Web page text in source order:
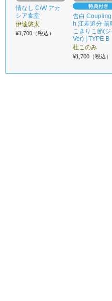
情なし C/W アカ
シア食堂
伊達悠太
¥1,700（税込）
告白
h 江差追分-前
こきりこ節(
Ver) | TYPE B
杜このみ
¥1,700（税込）